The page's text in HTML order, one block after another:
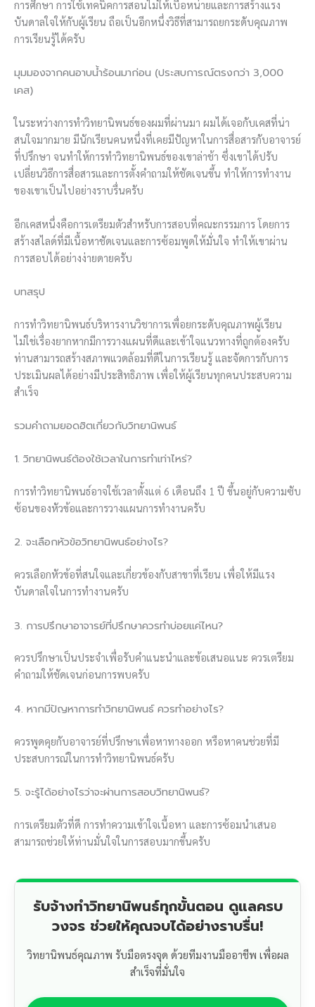
การศึกษา การใช้เทคนิคการสอนไม่ให้เบื่อหน่ายและการสร้างแรง
บันดาลใจให้กับผู้เรียน ถือเป็นอีกหนึ่งวิธีที่สามารถยกระดับคุณภาพ
การเรียนรู้ได้ครับ
มุมมองจากคนอาบน้ำร้อนมาก่อน (ประสบการณ์ตรงกว่า 3,000
เคส)
ในระหว่างการทำวิทยานิพนธ์ของผมที่ผ่านมา ผมได้เจอกับเคสที่น่า
สนใจมากมาย มีนักเรียนคนหนึ่งที่เคยมีปัญหาในการสื่อสารกับอาจารย์
ที่ปรึกษา จนทำให้การทำวิทยานิพนธ์ของเขาล่าช้า ซึ่งเขาได้ปรับ
เปลี่ยนวิธีการสื่อสารและการตั้งคำถามให้ชัดเจนขึ้น ทำให้การทำงาน
ของเขาเป็นไปอย่างราบรื่นครับ
อีกเคสหนึ่งคือการเตรียมตัวสำหรับการสอบที่คณะกรรมการ โดยการ
สร้างสไลด์ที่มีเนื้อหาชัดเจนและการซ้อมพูดให้มั่นใจ ทำให้เขาผ่าน
การสอบได้อย่างง่ายดายครับ
บทสรุป
การทำวิทยานิพนธ์บริหารงานวิชาการเพื่อยกระดับคุณภาพผู้เรียน
ไม่ใช่เรื่องยากหากมีการวางแผนที่ดีและเข้าใจแนวทางที่ถูกต้องครับ
ท่านสามารถสร้างสภาพแวดล้อมที่ดีในการเรียนรู้ และจัดการกับการ
ประเมินผลได้อย่างมีประสิทธิภาพ เพื่อให้ผู้เรียนทุกคนประสบความ
สำเร็จ
รวมคำถามยอดฮิตเกี่ยวกับวิทยานิพนธ์
1. วิทยานิพนธ์ต้องใช้เวลาในการทำเท่าไหร่?
การทำวิทยานิพนธ์อาจใช้เวลาตั้งแต่ 6 เดือนถึง 1 ปี ขึ้นอยู่กับความซับ
ซ้อนของหัวข้อและการวางแผนการทำงานครับ
2. จะเลือกหัวข้อวิทยานิพนธ์อย่างไร?
ควรเลือกหัวข้อที่สนใจและเกี่ยวข้องกับสาขาที่เรียน เพื่อให้มีแรง
บันดาลใจในการทำงานครับ
3. การปรึกษาอาจารย์ที่ปรึกษาควรทำบ่อยแค่ไหน?
ควรปรึกษาเป็นประจำเพื่อรับคำแนะนำและข้อเสนอแนะ ควรเตรียม
คำถามให้ชัดเจนก่อนการพบครับ
4. หากมีปัญหาการทำวิทยานิพนธ์ ควรทำอย่างไร?
ควรพูดคุยกับอาจารย์ที่ปรึกษาเพื่อหาทางออก หรือหาคนช่วยที่มี
ประสบการณ์ในการทำวิทยานิพนธ์ครับ
5. จะรู้ได้อย่างไรว่าจะผ่านการสอบวิทยานิพนธ์?
การเตรียมตัวที่ดี การทำความเข้าใจเนื้อหา และการซ้อมนำเสนอ
สามารถช่วยให้ท่านมั่นใจในการสอบมากขึ้นครับ
รับจ้างทำวิทยานิพนธ์ทุกขั้นตอน ดูแลครบ
วงจร ช่วยให้คุณจบได้อย่างราบรื่น!
วิทยานิพนธ์คุณภาพ รับมือตรงจุด ด้วยทีมงานมืออาชีพ เพื่อผล
สำเร็จที่มั่นใจ